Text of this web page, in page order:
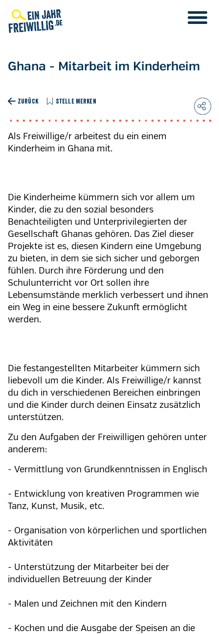
zum
Inhalt
Ghana - Mitarbeit im Kinderheim
ZURÜCK STELLE MERKEN
Als Freiwillige/r arbeitest du ein einem
Kinderheim in Ghana mit.
Die Kinderheime kümmern sich vor allem um
Kinder, die zu den sozial besonders
Benachteiligten und Unterprivilegierten der
Gesellschaft Ghanas gehören. Das Ziel dieser
Projekte ist es, diesen Kindern eine Umgebung
zu bieten, in dem sie sich sicher und geborgen
fühlen. Durch ihre Förderung und den
Schulunterricht vor Ort sollen ihre
Lebensumstände merklich verbessert und ihnen
ein Weg in eine bessere Zukunft ermöglicht
werden.
Die festangestellten Mitarbeiter kümmern sich
liebevoll um die Kinder. Als Freiwillige/r kannst
du dich in verschiedenen Bereichen einbringen
und die Kinder durch deinen Einsatz zusätzlich
unterstützen.
Zu den Aufgaben der Freiwilligen gehören unter
anderem:
- Vermittlung von Grundkenntnissen in Englisch
- Entwicklung von kreativen Programmen wie
Tanz, Kunst, Musik, etc.
- Organisation von körperlichen und sportlichen
Aktivitäten
- Unterstützung der Mitarbeiter bei der
individuellen Betreuung der Kinder
- Malen und Zeichnen mit den Kindern
- Kochen und die Ausgabe der Speisen an die